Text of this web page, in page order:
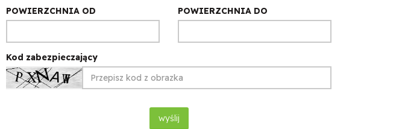
POWIERZCHNIA OD POWIERZCHNIA DO
Kod zabezpieczający